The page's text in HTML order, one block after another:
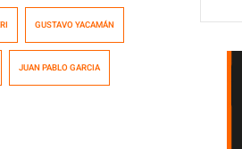
la velocidad. Ayer se
registro del día.
GUSTAVO YACAMÁN
JUAN PABLO GARCIA